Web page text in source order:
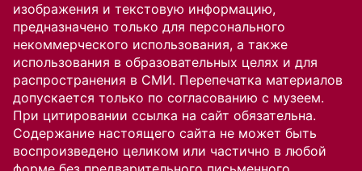
изображения и текстовую информацию,
предназначено только для персонального
некоммерческого использования, а также
использования в образовательных целях и для
распространения в СМИ. Перепечатка материалов
допускается только по согласованию с музеем.
При цитировании ссылка на сайт обязательна.
Содержание настоящего сайта не может быть
воспроизведено целиком или частично в любой